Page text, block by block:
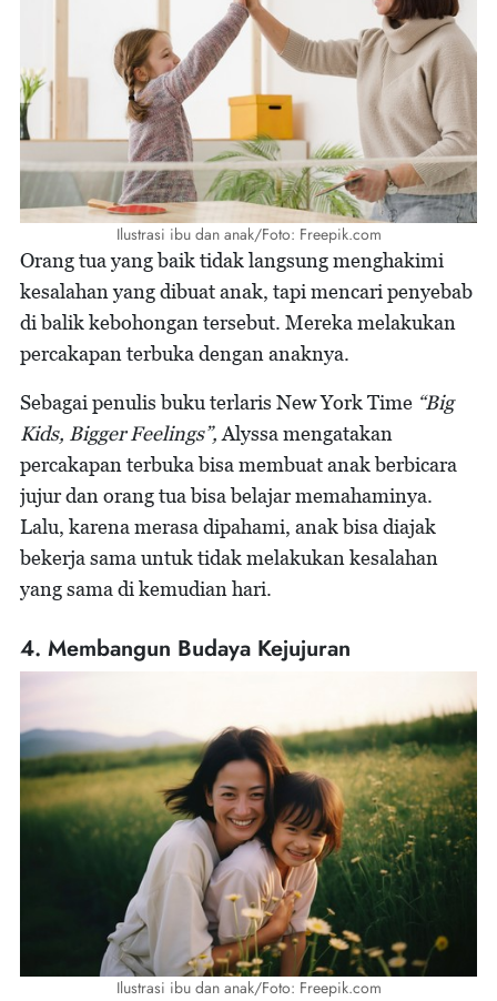
Ilustrasi ibu dan anak/Foto: Freepik.com
Orang tua yang baik tidak langsung menghakimi
kesalahan yang dibuat anak, tapi mencari penyebab
di balik kebohongan tersebut. Mereka melakukan
percakapan terbuka dengan anaknya.
Sebagai penulis buku terlaris New York Time “Big
Kids, Bigger Feelings”,Alyssa mengatakan
percakapan terbuka bisa membuat anak berbicara
jujur dan orang tua bisa belajar memahaminya.
Lalu, karena merasa dipahami, anak bisa diajak
bekerja sama untuk tidak melakukan kesalahan
yang sama di kemudian hari.
4. Membangun Budaya Kejujuran
Ilustrasi ibu dan anak/Foto: Freepik.com